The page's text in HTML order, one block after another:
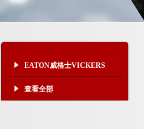
EATON威格士VICKERS
查看全部